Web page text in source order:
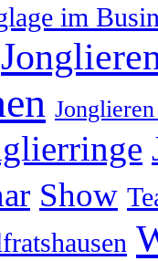
im
Show